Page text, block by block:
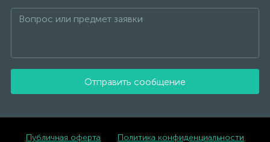
Отправить сообщение
Публичная оферта Политика конфиденциальности